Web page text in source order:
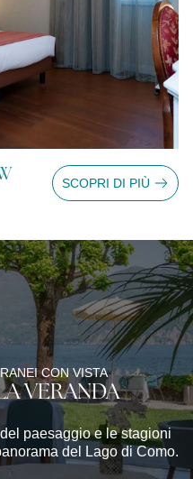
SCOPRI DI PIÙ
CON VISTA
VERANDA
paesaggio e le stagioni
del Lago di Como.